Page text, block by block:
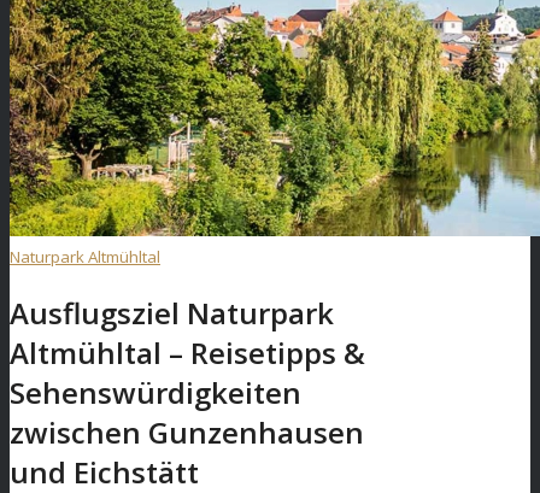
Naturpark Altmühltal
Ausflugsziel Naturpark
Altmühltal – Reisetipps &
Sehenswürdigkeiten
zwischen Gunzenhausen
und Eichstätt